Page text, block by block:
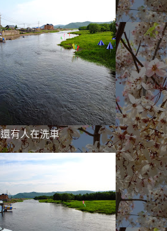
還有人在洗車